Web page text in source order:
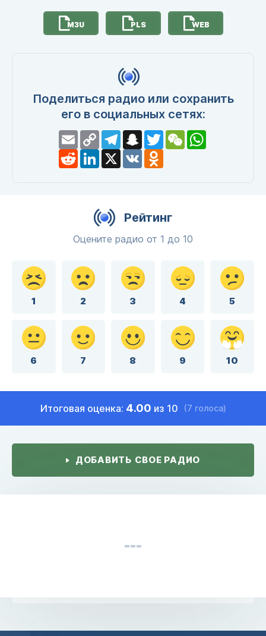
M3U PLS WEB
Поделиться радио или сохранить
его в социальных сетях:
EmailCopy
Link
TelegramSnapchat
TwitterWeChatWhatsApp
RedditLinkedIn
X VK Odnoklassniki
Рейтинг
Оцените радио от 1 до 10
1 2 3 4 5
6 7 8 9 10
Итоговая оценка: 4.00 из 10 (7 голоса)
ДОБАВИТЬ СВОЕ РАДИО